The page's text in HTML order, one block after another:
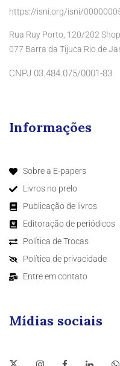
https://isni.org/isni/
Rua Ruy Porto, 120/202
077 Barra da Tijuca Rio de
CNPJ 03.484.075/0001-83
Informações
Sobre a E-papers
Livros no prelo
Publicação de livros
Editoração de periódicos
Política de Trocas
Política de privacidade
Entre em contato
Mídias sociais